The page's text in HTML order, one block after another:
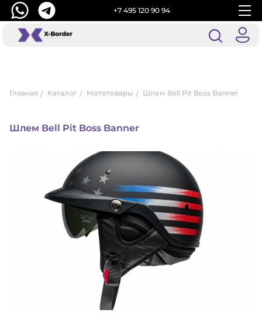
+7 495 120 90 94
Главная Каталог Мототовары Шлем Bell Pit Boss Banner
Шлем Bell Pit Boss Banner